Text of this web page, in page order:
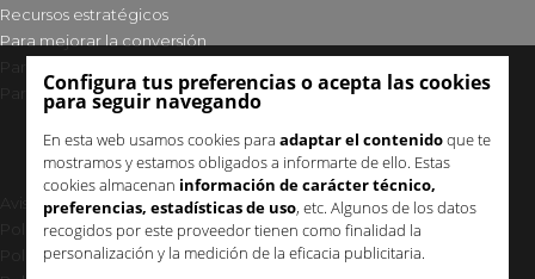
Configura tus preferencias o acepta las cookies
para seguir navegando
En esta web usamos cookies para adaptar el contenidoque te
mostramos y estamos obligados a informarte de ello. Estas
cookies almacenan información de carácter técnico,
preferencias, estadísticas de uso, etc. Algunos de los datos
recogidos por este proveedor tienen como finalidad la
personalización y la medición de la eficacia publicitaria.
Recursos estratégicos
Para mejorar la conversión
Para mejorar tu visibilidad
Aviso legal y política de privacidad
Política de cookies
Política de seguridad